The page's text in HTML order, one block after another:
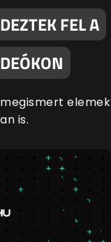
FEL A
elemek
is.